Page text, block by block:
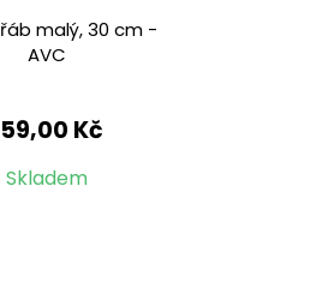
malý, 30 cm -
AVC
Kč
Skladem